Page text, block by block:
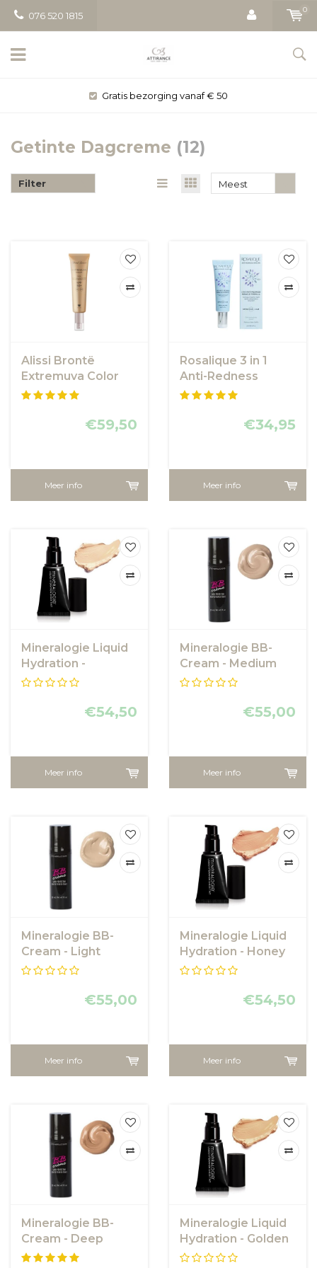
076 520 1815
0
Gratis bezorging vanaf € 50
Getinte Dagcreme (12)
Filter
Meest
Alissi Brontë
Extremuva Color
Facial SPF50+ 90
€59,50
Meer info
Rosalique 3 in 1
Anti-Redness
Miracle Formula
roodheid crème
€34,95
Meer info
Mineralogie Liquid
Hydration -
Cashmere
€54,50
Meer info
Mineralogie BB-
Cream - Medium
€55,00
Meer info
Mineralogie BB-
Cream - Light
€55,00
Meer info
Mineralogie Liquid
Hydration - Honey
Bronze
€54,50
Meer info
Mineralogie BB-
Cream - Deep
Beige
Mineralogie Liquid
Hydration - Golden
Sand